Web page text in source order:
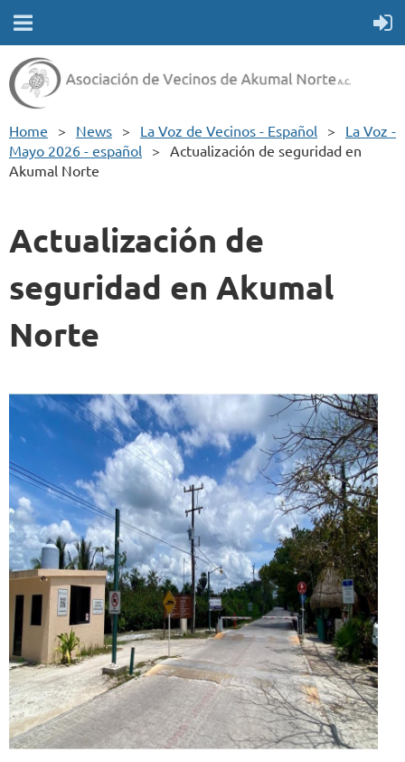
Home News La Voz de Vecinos - Español
La Voz -
Mayo 2026 - español
Actualización de seguridad en
Akumal Norte
Actualización de
seguridad en Akumal
Norte